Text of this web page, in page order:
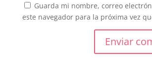
Guarda mi nombre, correo
este navegador para la próxima vez